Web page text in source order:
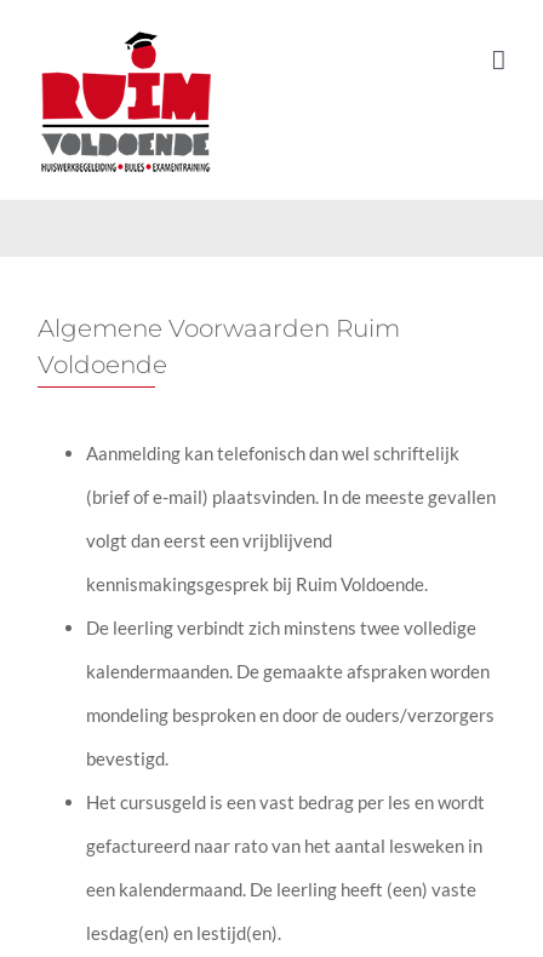
Algemene Voorwaarden Ruim
Voldoende
Aanmelding kan telefonisch dan wel schriftelijk
(brief of e-mail) plaatsvinden. In de meeste gevallen
volgt dan eerst een vrijblijvend
kennismakingsgesprek bij Ruim Voldoende.
De leerling verbindt zich minstens twee volledige
kalendermaanden. De gemaakte afspraken worden
mondeling besproken en door de ouders/verzorgers
bevestigd.
Het cursusgeld is een vast bedrag per les en wordt
gefactureerd naar rato van het aantal lesweken in
een kalendermaand. De leerling heeft (een) vaste
lesdag(en) en lestijd(en).